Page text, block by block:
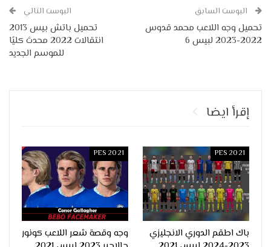
البوست السابق
تحميل وجه اللاعب محمد قدوس
2022-2023 لبيس 6
البوست التالي
تحميل باتش بيس 2013
انتقالات 2022 محدث كليًا
للموسم الجديد
إقرأ ايضا
PES 2021
باك اطقم الدوري الانجليزي
PES 2021
وجه وقصة شعر اللاعب كونور